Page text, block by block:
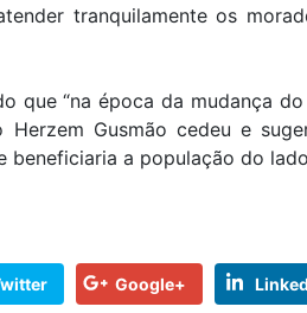
tranquilamente os
que “na época da mudança
Herzem Gusmão cedeu e
beneficiaria a população do lado
Google+